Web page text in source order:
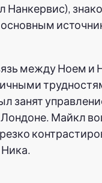
Нанкервис),
между Ноем и
занят
Лондоне. Майкл